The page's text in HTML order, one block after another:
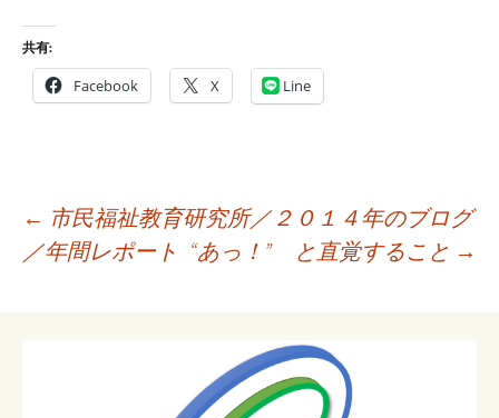
共有:
Facebook X Line
← 市民福祉教育研究所／２０１４年のブログ
／年間レポート “あっ！” と直覚すること →